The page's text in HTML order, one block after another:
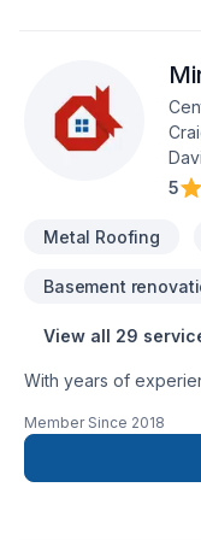
5
Metal Roofing
Basement
View all 29
With years of
Basement,
Decking, Drywall
Flooring, Garage
Member Since 2018